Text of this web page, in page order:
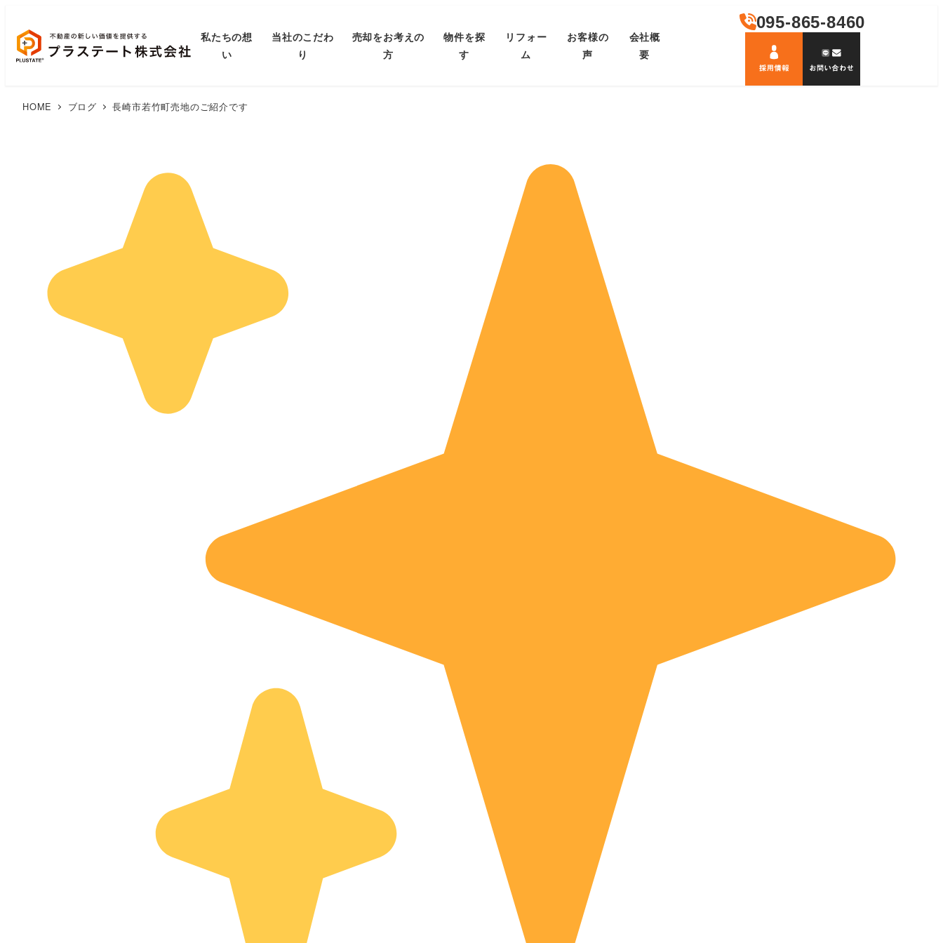
私たちの想
い
当社のこだわ
り
売却をお考えの
方
物件を探
す
リフォー
ム
お客様の
声
会社概
要
095-865-8460
HOME ブログ 長崎市若竹町売地のご紹介です